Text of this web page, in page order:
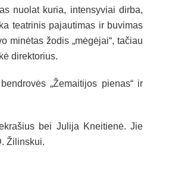
nuolat kuria, intensyviai dirba,
teatrinis pajautimas ir buvimas
minėtas žodis „mėgėjai“, tačiau
direktorius.
„Žemaitijos pienas“ ir
bei Julija Kneitienė. Jie
Žilinskui.